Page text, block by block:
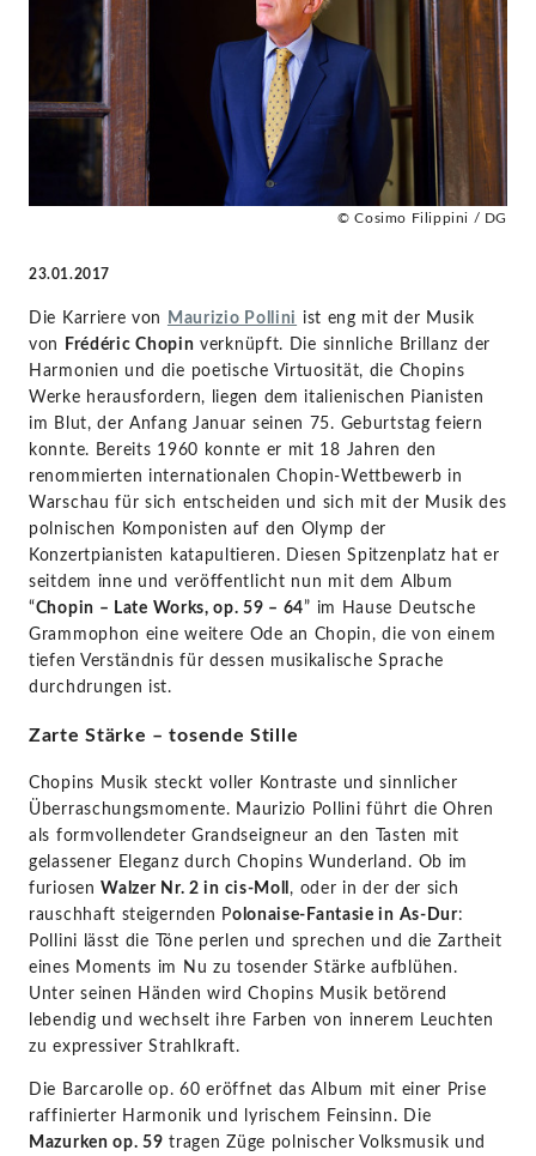
Frédéric
Chopin
Pollini
KlassikAkzente
by
STAGE+
© Cosimo Filippini / DG
23.01.2017
Die Karriere von Maurizio Pollini ist eng mit der Musik
von
Frédéric Chopin verknüpft. Die sinnliche Brillanz der
Harmonien und die poetische Virtuosität, die Chopins
Werke herausfordern, liegen dem italienischen Pianisten
im Blut, der Anfang Januar seinen 75. Geburtstag feiern
konnte. Bereits 1960 konnte er mit 18 Jahren den
renommierten internationalen Chopin-Wettbewerb in
Warschau für sich entscheiden und sich mit der Musik des
polnischen Komponisten auf den Olymp der
Konzertpianisten katapultieren. Diesen Spitzenplatz hat er
seitdem inne und veröffentlicht nun mit dem Album
“Chopin – Late Works, op. 59 – 64” im Hause Deutsche
Grammophon eine weitere Ode an Chopin, die von einem
tiefen Verständnis für dessen musikalische Sprache
durchdrungen ist.
Zarte Stärke – tosende Stille
Chopins Musik steckt voller Kontraste und sinnlicher
Überraschungsmomente. Maurizio Pollini führt die Ohren
als formvollendeter Grandseigneur an den Tasten mit
gelassener Eleganz durch Chopins Wunderland. Ob im
furiosenWalzer Nr. 2 in cis-Moll, oder in der der sich
rauschhaft steigernden Polonaise-Fantasie in As-Dur:
Pollini lässt die Töne perlen und sprechen und die Zartheit
eines Moments im Nu zu tosender Stärke aufblühen.
Unter seinen Händen wird Chopins Musik betörend
lebendig und wechselt ihre Farben von innerem Leuchten
zu expressiver Strahlkraft.
Die Barcarolle op. 60 eröffnet das Album mit einer Prise
raffinierter Harmonik und lyrischem Feinsinn. Die
Mazurken op. 59 tragen Züge polnischer Volksmusik und